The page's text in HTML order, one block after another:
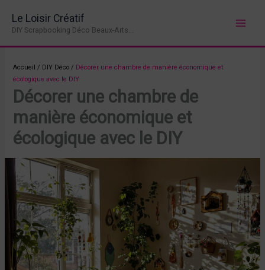
contenu
Le Loisir Créatif
DIY Scrapbooking Déco Beaux-Arts...
Accueil / DIY Déco / Décorer une chambre de manière économique et
écologique avec le DIY
Décorer une chambre de
manière économique et
écologique avec le DIY